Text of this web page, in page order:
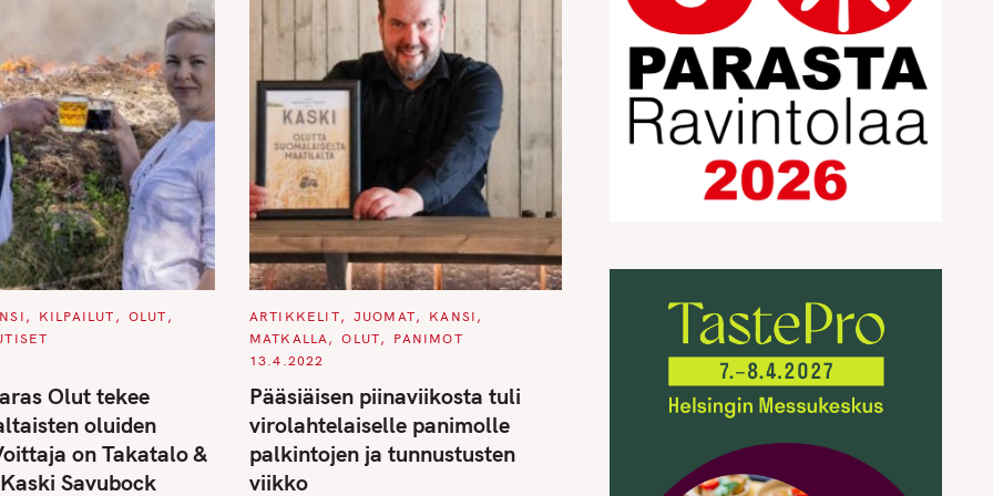
KILPAILUT
OLUT
Olut tekee
oluiden
on Takatalo &
Savubock
C
T
E
O
R
E
ARTIKKELIT JUOMAT
KANSI
MATKALLA
OLUT
PANIMOT
13.4.2022
Pääsiäisen piinaviikosta tuli
virolahtelaiselle panimolle
palkintojen ja tunnustusten
viikko